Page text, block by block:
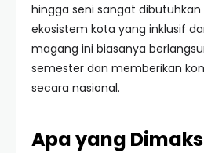
hingga seni sangat
ekosistem kota yang inklusif
magang ini biasanya
semester dan memberikan
secara nasional.
Apa yang